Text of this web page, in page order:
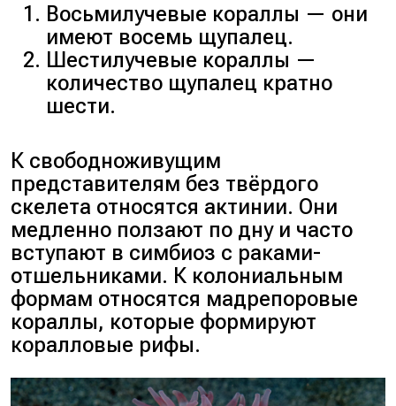
Восьмилучевые кораллы — они
имеют восемь щупалец.
Шестилучевые кораллы —
количество щупалец кратно
шести.
К свободноживущим
представителям без твёрдого
скелета относятся актинии. Они
медленно ползают по дну и часто
вступают в симбиоз с раками-
отшельниками. К колониальным
формам относятся мадрепоровые
кораллы, которые формируют
коралловые рифы.